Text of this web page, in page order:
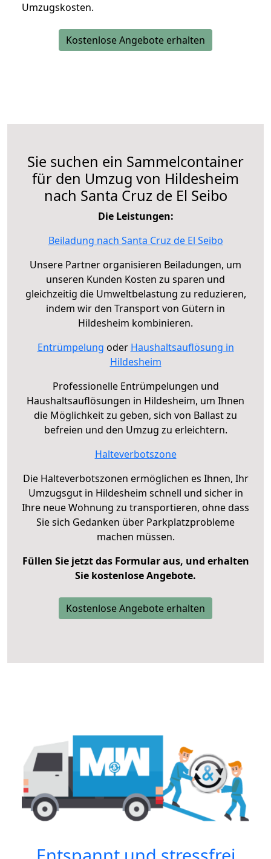
Umzugskosten.
Kostenlose Angebote erhalten
Sie suchen ein Sammelcontainer
für den Umzug von Hildesheim
nach Santa Cruz de El Seibo
Die Leistungen:
Beiladung nach Santa Cruz de El Seibo
Unsere Partner organisieren Beiladungen, um
unseren Kunden Kosten zu sparen und
gleichzeitig die Umweltbelastung zu reduzieren,
indem wir den Transport von Gütern in
Hildesheim kombinieren.
Entrümpelung oder Haushaltsauflösung in
Hildesheim
Professionelle Entrümpelungen und
Haushaltsauflösungen in Hildesheim, um Ihnen
die Möglichkeit zu geben, sich von Ballast zu
befreien und den Umzug zu erleichtern.
Halteverbotszone
Die Halteverbotszonen ermöglichen es Ihnen, Ihr
Umzugsgut in Hildesheim schnell und sicher in
Ihre neue Wohnung zu transportieren, ohne dass
Sie sich Gedanken über Parkplatzprobleme
machen müssen.
Füllen Sie jetzt das Formular aus, und erhalten
Sie kostenlose Angebote.
Kostenlose Angebote erhalten